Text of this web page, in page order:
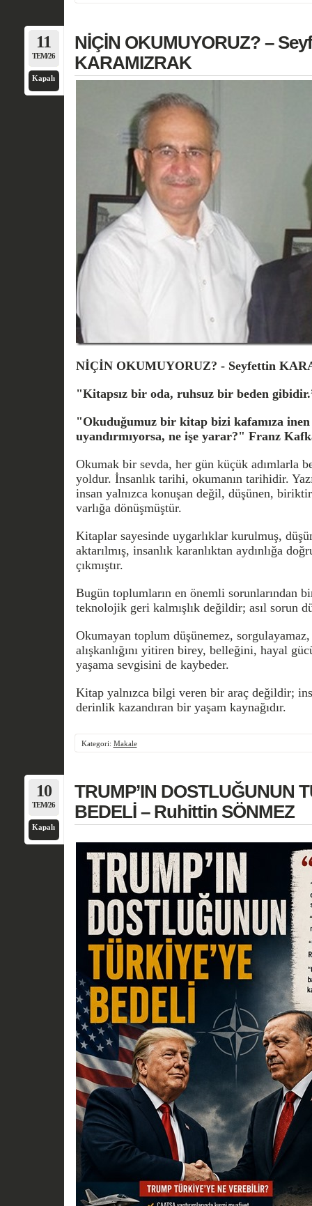
11
TEM/26
Kapalı
NİÇİN OKUMUYORUZ? –
KARAMIZRAK
NİÇİN OKUMUYORUZ? - Seyfettin
"Kitapsız bir oda, ruhsuz bir beden
"Okuduğumuz bir kitap bizi kafamıza
uyandırmıyorsa, ne işe yarar?" Franz
Okumak bir sevda, her gün küçük adımlarla
yoldur. İnsanlık tarihi, okumanın tarihidir.
insan yalnızca konuşan değil, düşünen,
varlığa dönüşmüştür.
Kitaplar sayesinde uygarlıklar kurulmuş,
aktarılmış, insanlık karanlıktan aydınlığa
çıkmıştır.
Bugün toplumların en önemli sorunlarından
teknolojik geri kalmışlık değildir; asıl sorun
Okumayan toplum düşünemez,
alışkanlığını yitiren birey, belleğini, hayal
yaşama sevgisini de kaybeder.
Kitap yalnızca bilgi veren bir araç değildir;
derinlik kazandıran bir yaşam kaynağıdır.
Kategori: Makale
10
TEM/26
Kapalı
TRUMP’IN DOSTLUĞUNUN
BEDELİ – Ruhittin SÖNMEZ